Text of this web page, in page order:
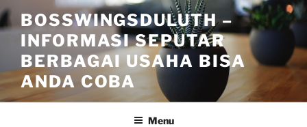
Skip
to
content
BOSSWINGSDULUTH –
INFORMASI SEPUTAR
BERBAGAI USAHA BISA
ANDA COBA
Menu